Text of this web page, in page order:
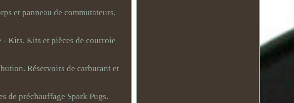
et panneau de commutateurs,
- Kits. Kits et pièces de courroie
Réservoirs de carburant et
de préchauffage Spark Pugs.